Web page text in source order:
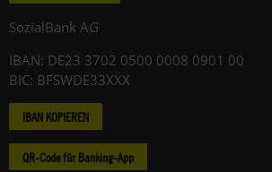
SozialBank AG
IBAN: DE23 3702 0500 0008 0901 00
BIC: BFSWDE33XXX
IBAN KOPIEREN
QR-Code für Banking-App